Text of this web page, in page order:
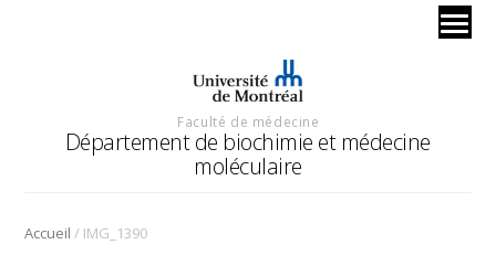
Faculté de médecine
Département de biochimie et médecine
moléculaire
Accueil / IMG_1390